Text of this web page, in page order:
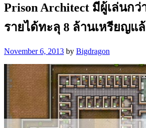
Prison Architect มีผู้เล่นกว่
รายได้ทะลุ 8 ล้านเหรียญแ
November 6, 2013 by Bigdragon